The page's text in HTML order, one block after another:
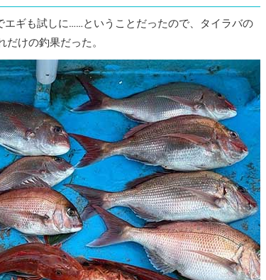
ギも試しに……ということだったので、タイラバの
けの釣果だった。